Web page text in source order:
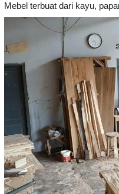
Mebel terbuat dari kayu,